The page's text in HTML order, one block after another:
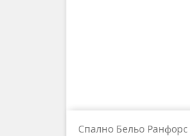
Спално Бельо Ранфорс